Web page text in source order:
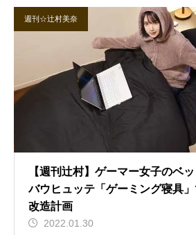
週刊☆辻村美奈
【週刊辻村】ゲーマー女子のベ
バウヒュッテ「ゲーミング寝具
改造計画
2022.01.30